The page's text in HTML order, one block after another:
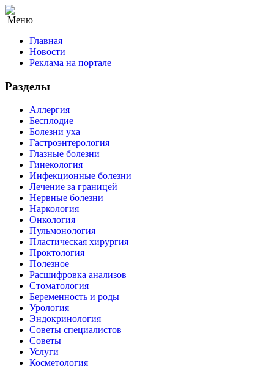
Меню
Главная
Новости
Реклама на портале
Разделы
Аллергия
Бесплодие
Болезни уха
Гастроэнтерология
Глазные болезни
Гинекология
Инфекционные болезни
Лечение за границей
Нервные болезни
Наркология
Онкология
Пульмонология
Пластическая хирургия
Проктология
Полезное
Расшифровка анализов
Стоматология
Беременность и роды
Урология
Эндокринология
Советы специалистов
Советы
Услуги
Косметология